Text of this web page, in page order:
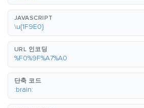
JAVASCRIPT
\u{1F9E0}
URL 인코딩
%F0%9F%A7%A0
단축 코드
:brain: